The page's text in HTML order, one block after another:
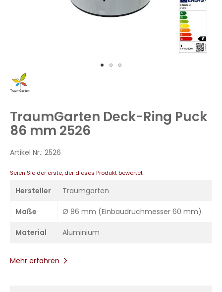
Zum
Anfang
springen
TraumGarten Deck-Ring Puck
86 mm 2526
Artikel Nr.: 2526
Seien Sie der erste, der dieses Produkt bewertet
Hersteller Traumgarten
Maße Ø 86 mm (Einbaudruchmesser 60 mm)
Material Aluminium
Mehr erfahren